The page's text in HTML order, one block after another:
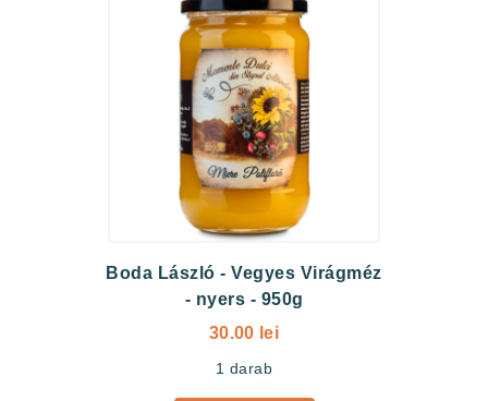
Boda László -Vegyes Virágméz
- nyers - 950g
30.00 lei
1 darab